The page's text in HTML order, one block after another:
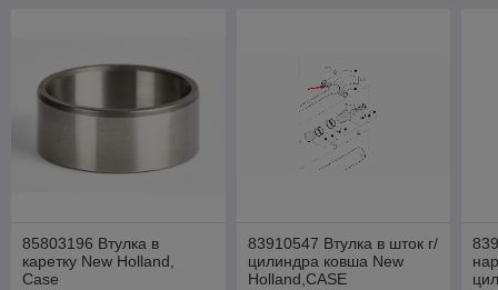
85803196 Втулка в
каретку New Holland,
Case
83910547 Втулка в шток г/
цилиндра ковша New
Holland,CASE